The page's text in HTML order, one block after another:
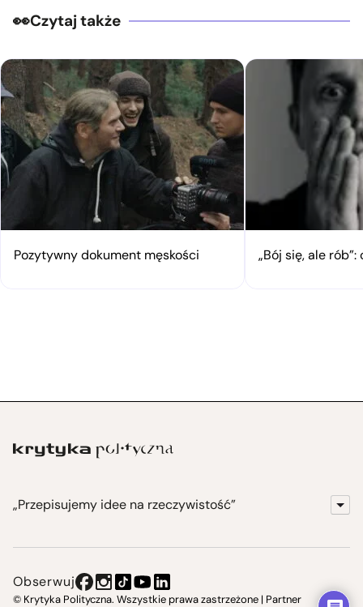
Czytaj także
Pozytywny dokument męskości „Bój się, ale
„Przepisujemy idee na rzeczywistość”
Instytut Krytyki Politycznej
Obserwuj
© Krytyka Polityczna. Wszystkie prawa zastrzeżone | Partner